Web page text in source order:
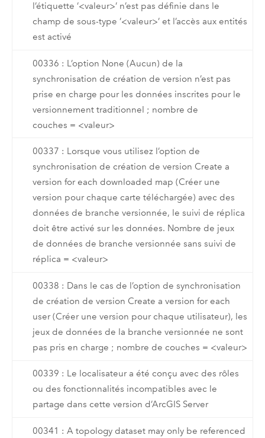
l’étiquette ’<valeur>’ n’est pas définie dans le
champ de sous-type ’<valeur>’ et l’accès aux entités
est activé
00336 : L’option None (Aucun) de la
synchronisation de création de version n’est pas
prise en charge pour les données inscrites pour le
versionnement traditionnel ; nombre de
couches = <valeur>
00337 : Lorsque vous utilisez l’option de
synchronisation de création de version Create a
version for each downloaded map (Créer une
version pour chaque carte téléchargée) avec des
données de branche versionnée, le suivi de réplica
doit être activé sur les données. Nombre de jeux
de données de branche versionnée sans suivi de
réplica = <valeur>
00338 : Dans le cas de l’option de synchronisation
de création de version Create a version for each
user (Créer une version pour chaque utilisateur), les
jeux de données de la branche versionnée ne sont
pas pris en charge ; nombre de couches = <valeur>
00339 : Le localisateur a été conçu avec des rôles
ou des fonctionnalités incompatibles avec le
partage dans cette version d’ArcGIS Server
00341 : A topology dataset may only be referenced